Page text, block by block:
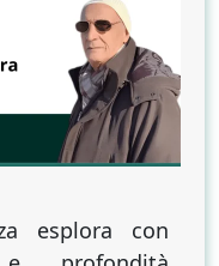
esplora con